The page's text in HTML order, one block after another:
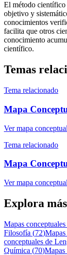
El método científico
objetivo y
conocimientos
facilita que otros
conocimiento
científico.
Temas
Tema relacionado
Mapa
Ver mapa
Tema relacionado
Mapa
Ver mapa
Explora
Mapas conceptuales
Filosofía (72)Mapas
conceptuales de
Química (70)Mapas